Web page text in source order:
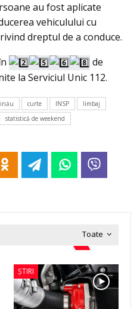
au fost aplicate
vehiculului cu
dreptul de a conduce.
de
la Serviciul Unic 112.
curte INSP
limbaj
statistică de weekend
Toate
ȘTIRI